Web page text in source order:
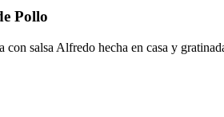
Pollo
con salsa Alfredo hecha en casa y